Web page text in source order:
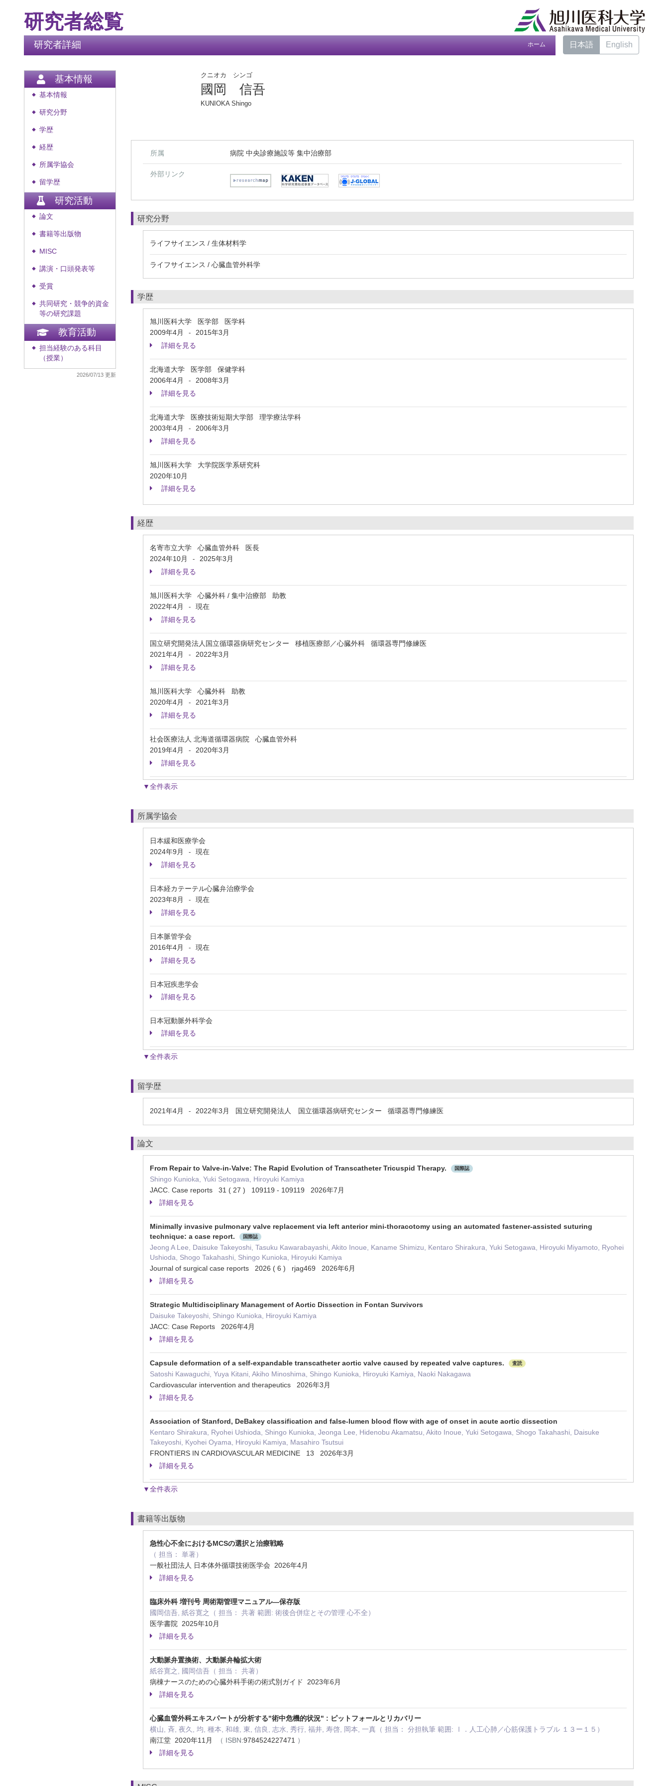
研究者総覧
研究者詳細 ホーム 日本語 English
基本情報
◆ 基本情報
◆ 研究分野
◆ 学歴
◆ 経歴
◆ 所属学協会
◆ 留学歴
研究活動
◆ 論文
◆ 書籍等出版物
◆ MISC
◆ 講演・口頭発表等
◆ 受賞
◆
共同研究・競争的資金
等の研究課題
教育活動
◆
担当経験のある科目
（授業）
2026/07/13 更新
クニオカ シンゴ
國岡 信吾
KUNIOKA Shingo
所属 病院 中央診療施設等 集中治療部
外部リンク
研究分野
ライフサイエンス / 生体材料学
ライフサイエンス / 心臓血管外科学
学歴
旭川医科大学 医学部 医学科
2009年4月
-
2015年3月
詳細を見る
北海道大学 医学部 保健学科
2006年4月
-
2008年3月
詳細を見る
北海道大学 医療技術短期大学部 理学療法学科
2003年4月
-
2006年3月
詳細を見る
旭川医科大学 大学院医学系研究科
2020年10月
詳細を見る
経歴
名寄市立大学 心臓血管外科 医長
2024年10月
-
2025年3月
詳細を見る
旭川医科大学 心臓外科 / 集中治療部 助教
2022年4月
-
現在
詳細を見る
国立研究開発法人国立循環器病研究センター 移植医療部／心臓外科 循環器専門修練医
2021年4月
-
2022年3月
詳細を見る
旭川医科大学 心臓外科 助教
2020年4月
-
2021年3月
詳細を見る
社会医療法人 北海道循環器病院 心臓血管外科
2019年4月
-
2020年3月
詳細を見る
▼全件表示
所属学協会
日本緩和医療学会
2024年9月
-
現在
詳細を見る
日本経カテーテル心臓弁治療学会
2023年8月
-
現在
詳細を見る
日本脈管学会
2016年4月
-
現在
詳細を見る
日本冠疾患学会
詳細を見る
日本冠動脈外科学会
詳細を見る
▼全件表示
留学歴
2021年4月 - 2022年3月 国立研究開発法人 国立循環器病研究センター 循環器専門修練医
論文
From Repair to Valve-in-Valve: The Rapid Evolution of Transcatheter Tricuspid Therapy. 国際誌
Shingo Kunioka, Yuki Setogawa, Hiroyuki Kamiya
JACC. Case reports 31 ( 27 ) 109119 - 109119 2026年7月
詳細を見る
Minimally invasive pulmonary valve replacement via left anterior mini-thoracotomy using an automated fastener-assisted suturing
technique: a case report.
国際誌
Jeong A Lee, Daisuke Takeyoshi, Tasuku Kawarabayashi, Akito Inoue, Kaname Shimizu, Kentaro Shirakura, Yuki Setogawa, Hiroyuki Miyamoto, Ryohei
Ushioda, Shogo Takahashi, Shingo Kunioka, Hiroyuki Kamiya
Journal of surgical case reports 2026 ( 6 ) rjag469 2026年6月
詳細を見る
Strategic Multidisciplinary Management of Aortic Dissection in Fontan Survivors
Daisuke Takeyoshi, Shingo Kunioka, Hiroyuki Kamiya
JACC: Case Reports 2026年4月
詳細を見る
Capsule deformation of a self‑expandable transcatheter aortic valve caused by repeated valve captures. 査読
Satoshi Kawaguchi, Yuya Kitani, Akiho Minoshima, Shingo Kunioka, Hiroyuki Kamiya, Naoki Nakagawa
Cardiovascular intervention and therapeutics 2026年3月
詳細を見る
Association of Stanford, DeBakey classification and false-lumen blood flow with age of onset in acute aortic dissection
Kentaro Shirakura, Ryohei Ushioda, Shingo Kunioka, Jeonga Lee, Hidenobu Akamatsu, Akito Inoue, Yuki Setogawa, Shogo Takahashi, Daisuke
Takeyoshi, Kyohei Oyama, Hiroyuki Kamiya, Masahiro Tsutsui
FRONTIERS IN CARDIOVASCULAR MEDICINE 13 2026年3月
詳細を見る
▼全件表示
書籍等出版物
急性心不全におけるMCSの選択と治療戦略
（ 担当： 単著）
一般社団法人 日本体外循環技術医学会 2026年4月
詳細を見る
臨床外科 増刊号 周術期管理マニュアル—保存版
國岡信吾, 紙谷寛之（ 担当： 共著 範囲: 術後合併症とその管理 心不全）
医学書院 2025年10月
詳細を見る
大動脈弁置換術、大動脈弁輪拡大術
紙谷寛之, 國岡信吾（ 担当： 共著）
病棟ナースのための心臓外科手術の術式別ガイド 2023年6月
詳細を見る
心臓血管外科エキスパートが分析する"術中危機的状況" : ピットフォールとリカバリー
横山, 斉, 夜久, 均, 種本, 和雄, 東, 信良, 志水, 秀行, 福井, 寿啓, 岡本, 一真（ 担当： 分担執筆 範囲: Ⅰ．人工心肺／心筋保護トラブル １３ー１５）
南江堂 2020年11月
（ ISBN:9784524227471 ）
詳細を見る